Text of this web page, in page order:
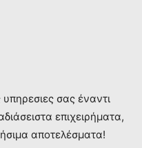
σας έναντι
επιχειρήματα,
αποτελέσματα!